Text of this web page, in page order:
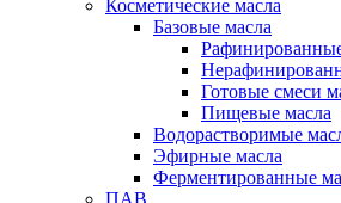
Косметические масла
Базовые масла
Готовые смеси
Пищевые масла
Водорастворимые
Эфирные масла
Ферментированные
ПАВ